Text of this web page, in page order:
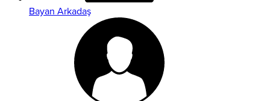
Bayan Arkadaş